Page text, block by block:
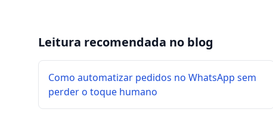
Leitura recomendada no blog
Como automatizar pedidos no WhatsApp sem
perder o toque humano